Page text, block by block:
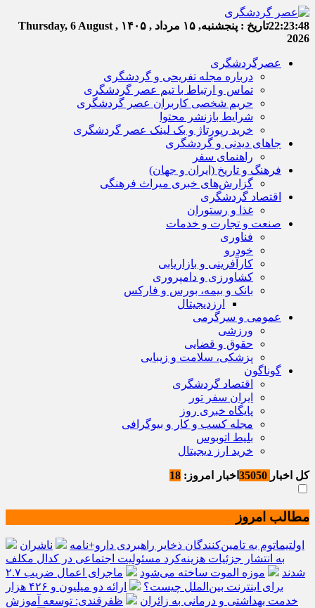
22:23:49تاریخ : پنجشنبه, ۱۵ مرداد , ۱۴۰۵
Thursday, 6 August ,
2026
عصرگردشگری
درباره مجله تفریحی و گردشگری
تماس و ارتباط با تیم عصر گردشگری
حریم شخصی کاربران عصر گردشگری
شرایط بازنشر محتوا
خرید رپورتاژ و بک لینک عصر گردشگری
جاهای دیدنی و گردشگری
راهنمای سفر
فرهنگ و تاریخ (ایران و جهان)
گزارش‌های خبری میراث فرهنگی
اقتصاد گردشگری
غذا و رستوران
صنعت و تجارت و خدمات
فناوری
خودرو
کارآفرینی و بازاریابی
کشاورزی و دامپروری
بانک و بیمه، بورس و فارکس
ارزدیجیتال
عمومی و سرگرمی
ورزشی
حقوق و قضایی
پزشکی، سلامت و زیبایی
گوناگون
اقتصاد گردشگری
ایران سفر تور
پایگاه خبری روز
مجله کسب و کار و بیوگرافی
بلیط اتوبوس
خرید ارز دیجیتال
کل اخبار اخبار امروز: 18
مطالب امروز
اولتیماتوم به تامین‌کنندگان ذخایر راهبردی دارو+نامه
ناشران
به انتشار جزئیات هزینه‌کرد مسئولیت اجتماعی در کدال مکلف
شدند
موزه الموت ساخته می‌شود
ماجرای اعمال ضریب ۲.۷
برای اینترنت بین‌الملل چیست؟
ارائه دو میلیون و ۴۲۶ هزار
خدمت بهداشتی و درمانی به زائران
ظفرقندی: توسعه آموزش